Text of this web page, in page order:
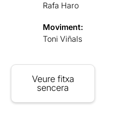
Rafa Haro
Moviment:
Toni Viñals
Veure fitxa
sencera